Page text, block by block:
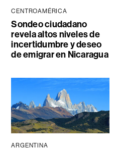
CENTROAMÉRICA
Sondeo ciudadano
revela altos niveles de
incertidumbre y deseo
de emigrar en Nicaragua
ARGENTINA